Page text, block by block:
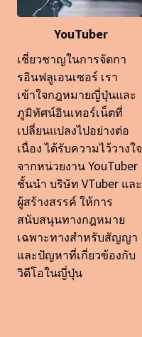
YouTuber
เชี่ยวชาญในการจัดกา
รอินฟลูเอนเซอร์ เรา
เข้าใจกฎหมายญี่ปุ่นและ
ภูมิทัศน์อินเทอร์เน็ตที่
เปลี่ยนแปลงไปอย่างต่อ
เนื่อง ได้รับความไว้วางใจ
จากหน่วยงาน YouTuber
ชั้นนำ บริษัท VTuber และ
ผู้สร้างสรรค์ ให้การ
สนับสนุนทางกฎหมาย
เฉพาะทางสำหรับสัญญา
และปัญหาที่เกี่ยวข้องกับ
วิดีโอในญี่ปุ่น